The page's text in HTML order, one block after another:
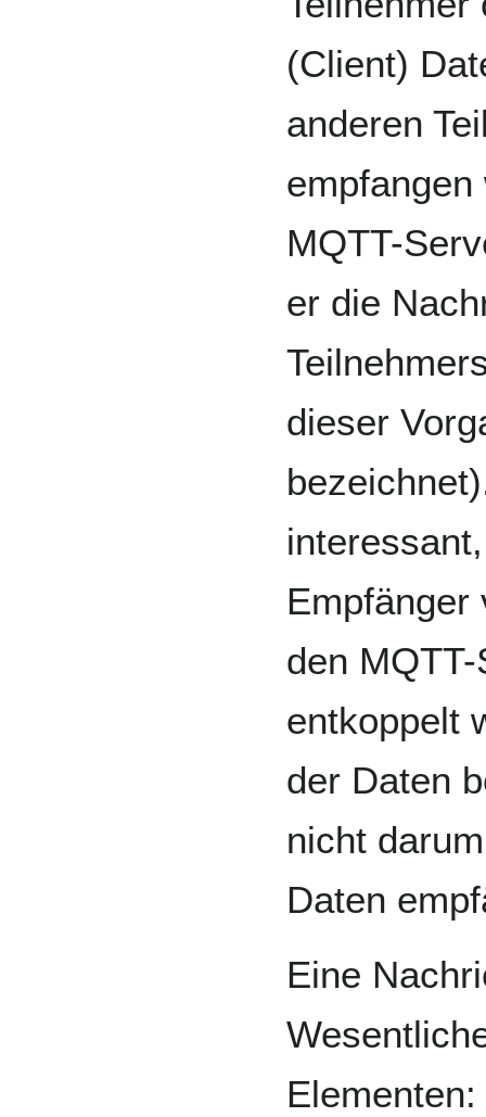
(Client)
anderen
MQTT-
er die
dieser
Empfänger
den
entkoppelt
der Daten
nicht
Daten
Eine
Elementen: